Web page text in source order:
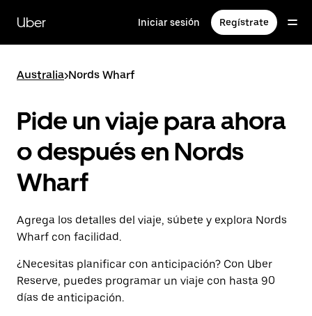
contenido
principal
Uber Iniciar sesión Regístrate
Australia>Nords Wharf
Pide un viaje para ahora
o después en Nords
Wharf
Agrega los detalles del viaje, súbete y explora Nords
Wharf con facilidad.
¿Necesitas planificar con anticipación? Con Uber
Reserve, puedes programar un viaje con hasta 90
días de anticipación.